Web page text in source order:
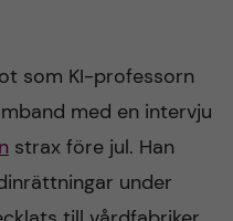
som KI-professorn
med en intervju
strax före jul. Han
under